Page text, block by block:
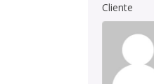
Cliente